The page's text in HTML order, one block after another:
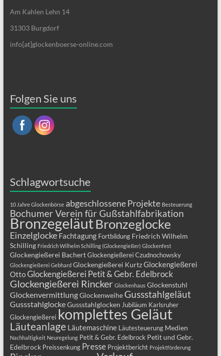
Am Kahlen Lehn 14
31303 Burgdorf
info[at]glockenboerse-online.com
Folgen Sie uns
Schlagwortsuche
10 Jahre Glockenbörse abgeschlossene Projekte Besteuerung
Bochumer Verein für Gußstahlfabrikation
Bronzegeläut Bronzeglocke
Einzelglocke Fachtagung Fortbildung Friedrich Wilhelm
Schilling Friedrich Wilhelm Schilling (Glockengießer) Glockenfest
Glockengießerei Bachert Glockengießerei Czudnochowsky
Glockengießerei Gebhard Glockengießerei KurtzGlockengießerei
OttoGlockengießerei Petit & Gebr. Edelbrock
Glockengießerei Rincker Glockenhaus Glockenstuhl
GlockenvermittlungGlockenweihe Gussstahlgeläut
GussstahlglockeGussstahlglocken Jubiläum Karlsruher
Glockengießerei komplettes Geläut
Läuteanlage Läutemaschine Läutesteuerung Medien
Nachhaltigkeit Neuregelung Petit & Gebr. Edelbrock Petit und Gebr.
Edelbrock Preissenkung Presse Projektbericht Projektförderung